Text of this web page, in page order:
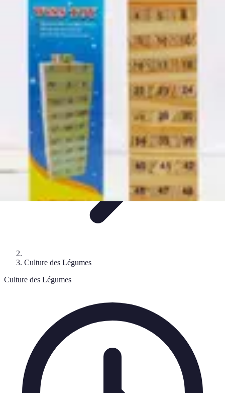
Guide Légumes
JardinageChoix des LégumesCultivation
Cultivation
Astuces et Conseils
Guide Légumes
Culture des Légumes
Culture des Légumes